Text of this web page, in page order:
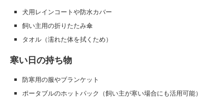
犬用レインコートや防水カバー
飼い主用の折りたたみ傘
タオル（濡れた体を拭くため）
寒い日の持ち物
防寒用の服やブランケット
ポータブルのホットパック（飼い主が寒い場合にも活用可能）